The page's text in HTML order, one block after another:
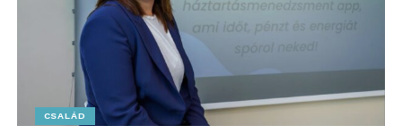
főoldalán! Kövesse a technológiai híreket és
csatlakozzon hozzánk aFacebookon
CSALÁD